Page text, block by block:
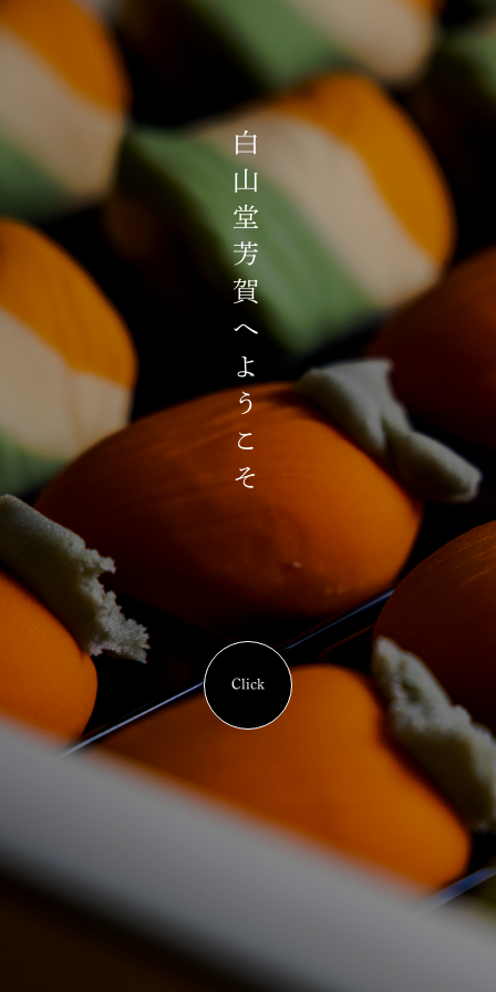
白山堂芳賀へようこそ
Click